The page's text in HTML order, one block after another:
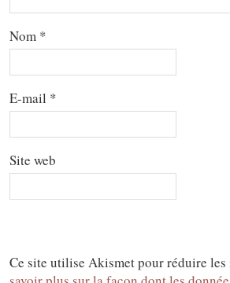
Nom *
E-mail *
Site web
Ce site utilise Akismet pour réduire les